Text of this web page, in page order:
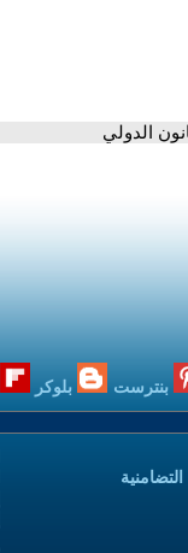
الدولي
بنترست بلوكر